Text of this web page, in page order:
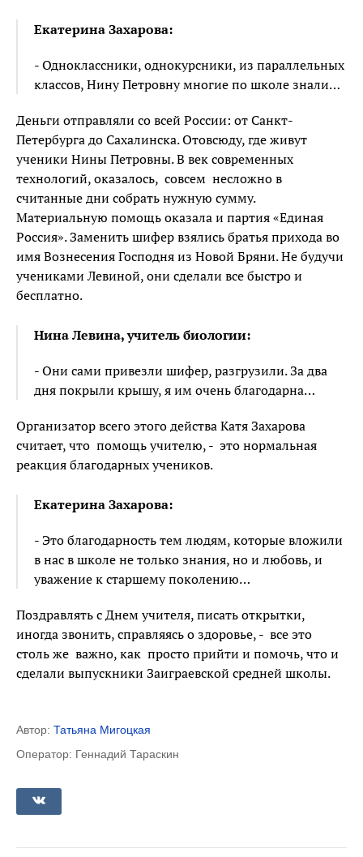
Екатерина Захарова:
- Одноклассники, однокурсники, из параллельных
классов, Нину Петровну многие по школе знали…
Деньги отправляли со всей России: от Санкт-
Петербурга до Сахалинска. Отовсюду, где живут
ученики Нины Петровны. В век современных
технологий, оказалось, совсем несложно в
считанные дни собрать нужную сумму.
Материальную помощь оказала и партия «Единая
Россия». Заменить шифер взялись братья прихода во
имя Вознесения Господня из Новой Бряни. Не будучи
учениками Левиной, они сделали все быстро и
бесплатно.
Нина Левина, учитель биологии:
- Они сами привезли шифер, разгрузили. За два
дня покрыли крышу, я им очень благодарна…
Организатор всего этого действа Катя Захарова
считает, что помощь учителю, - это нормальная
реакция благодарных учеников.
Екатерина Захарова:
- Это благодарность тем людям, которые вложили
в нас в школе не только знания, но и любовь, и
уважение к старшему поколению…
Поздравлять с Днем учителя, писать открытки,
иногда звонить, справляясь о здоровье, - все это
столь же важно, как просто прийти и помочь, что и
сделали выпускники Заиграевской средней школы.
Автор: Татьяна Мигоцкая
Оператор: Геннадий Тараскин